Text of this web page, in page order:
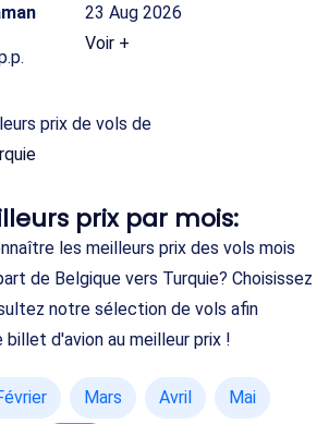
23 Aug 2026
Voir +
prix de vols de
prix par mois:
les meilleurs prix des vols mois
de Belgique vers Turquie? Choisissez
notre sélection de vols afin
d'avion au meilleur prix !
Mars Avril Mai